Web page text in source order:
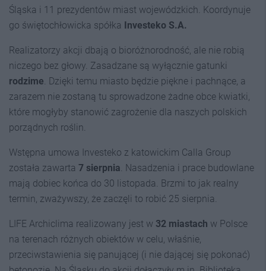
Śląska i 11 prezydentów miast wojewódzkich. Koordynuje
go świętochłowicka spółka Investeko S.A.
Realizatorzy akcji dbają o bioróżnorodność, ale nie robią
niczego bez głowy. Zasadzane są wyłącznie gatunki
rodzime. Dzięki temu miasto będzie piękne i pachnące, a
zarazem nie zostaną tu sprowadzone żadne obce kwiatki,
które mogłyby stanowić zagrożenie dla naszych polskich
porządnych roślin.
Wstępna umowa Investeko z katowickim Calla Group
została zawarta 7 sierpnia. Nasadzenia i prace budowlane
mają dobiec końca do 30 listopada. Brzmi to jak realny
termin, zważywszy, że zaczęli to robić 25 sierpnia.
LIFE Archiclima realizowany jest w 32 miastach w Polsce
na terenach różnych obiektów w celu, właśnie,
przeciwstawienia się panującej (i nie dającej się pokonać)